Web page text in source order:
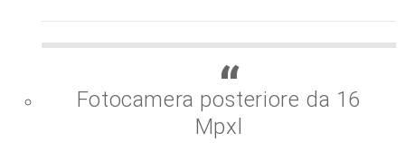
Fotocamera posteriore da 16
Mpxl